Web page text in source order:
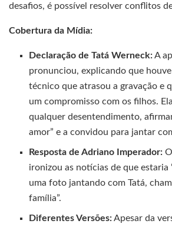
desafios, é possível resolver conflitos
Cobertura da Mídia:
Declaração de Tatá Werneck:A
pronunciou, explicando que
técnico que atrasou a gravação e
um compromisso com os filhos.
qualquer desentendimento,
amor” e a convidou para jantar
Resposta de Adriano Imperador:
ironizou as notícias de que estaria
uma foto jantando com Tatá,
família”.
Diferentes Versões:Apesar da